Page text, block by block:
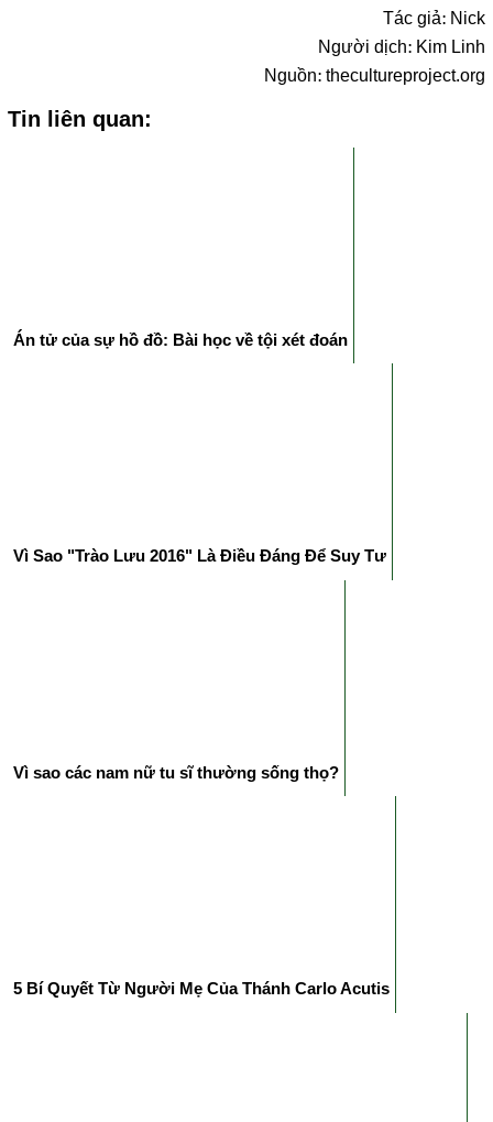
Tác giả: Nick
Người dịch: Kim Linh
Nguồn: thecultureproject.org
Tin liên quan:
Án tử của sự hồ đồ: Bài học về tội xét đoán
Vì Sao "Trào Lưu 2016" Là Điều Đáng Để Suy Tư
Vì sao các nam nữ tu sĩ thường sống thọ?
5 Bí Quyết Từ Người Mẹ Của Thánh Carlo Acutis